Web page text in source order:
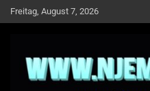
Skip
to
Freitag, August 7, 2026